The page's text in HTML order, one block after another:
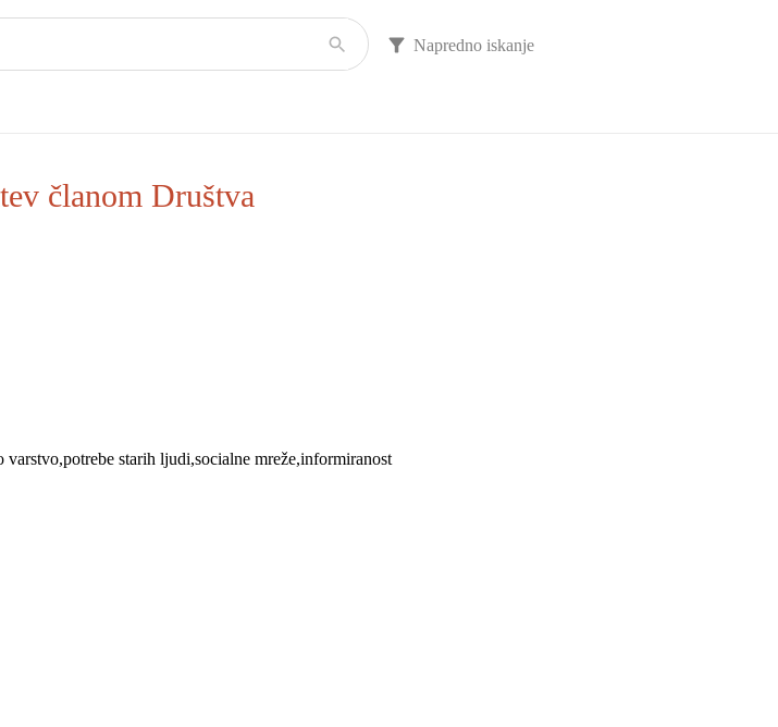
Napredno iskanje
članom Društva
varstvo potrebe starih ljudi socialne mreže informiranost